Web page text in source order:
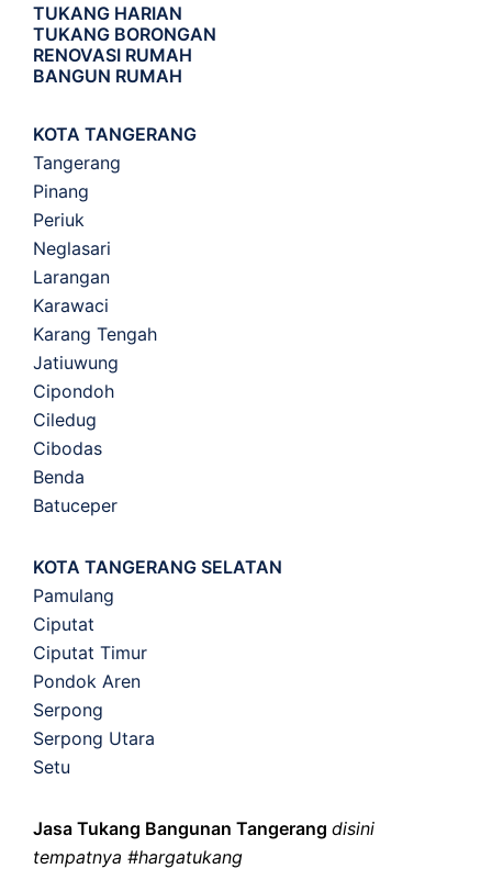
TUKANG HARIAN
TUKANG BORONGAN
RENOVASI RUMAH
BANGUN RUMAH
KOTA TANGERANG
Tangerang
Pinang
Periuk
Neglasari
Larangan
Karawaci
Karang Tengah
Jatiuwung
Cipondoh
Ciledug
Cibodas
Benda
Batuceper
KOTA TANGERANG SELATAN
Pamulang
Ciputat
Ciputat Timur
Pondok Aren
Serpong
Serpong Utara
Setu
Jasa Tukang Bangunan Tangerang disini
tempatnya #hargatukang